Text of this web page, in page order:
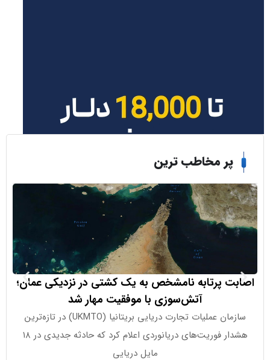
پر مخاطب ترین
پرتابه نامشخص به یک کشتی در نزدیکی عمان؛
آتش‌سوزی با موفقیت مهار شد
سازمان عملیات تجارت دریایی بریتانیا (UKMTO) در تازه‌ترین
هشدار فوریت‌های دریانوردی اعلام کرد که حادثه جدیدی در ۱۸
مایل دریایی
سیتی
بانک